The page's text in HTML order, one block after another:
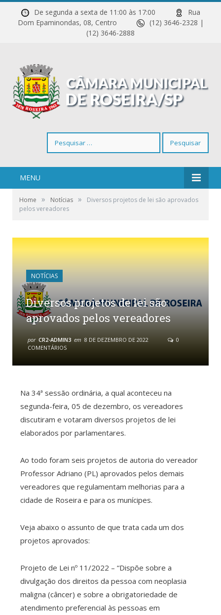
De segunda a sexta de 11:00 às 17:00
Rua
Dom Epaminondas, 08, Centro
(12) 3646-2328 |
(12) 3646-2888
por:
MENU
Home » Notícias »
Diversos projetos de lei são aprovados
pelos vereadores
NOTÍCIAS
Diversos projetos de lei são
aprovados pelos vereadores
por CR2-ADMIN3 em 8 DE DEZEMBRO DE 2022
0
COMENTÁRIOS
Na 34ª sessão ordinária, a qual aconteceu na
segunda-feira, 05 de dezembro, os vereadores
discutiram e votaram diversos projetos de lei
elaborados por parlamentares.
Ao todo foram seis projetos de autoria do vereador
Professor Adriano (PL) aprovados pelos demais
vereadores que regulamentam melhorias para a
cidade de Roseira e para os munícipes.
Veja abaixo o assunto de que trata cada um dos
projetos aprovados:
Projeto de Lei nº 11/2022 – “Dispõe sobre a
divulgação dos direitos da pessoa com neoplasia
maligna (câncer) e sobre a obrigatoriedade de
atendimento preferencial às pessoas em